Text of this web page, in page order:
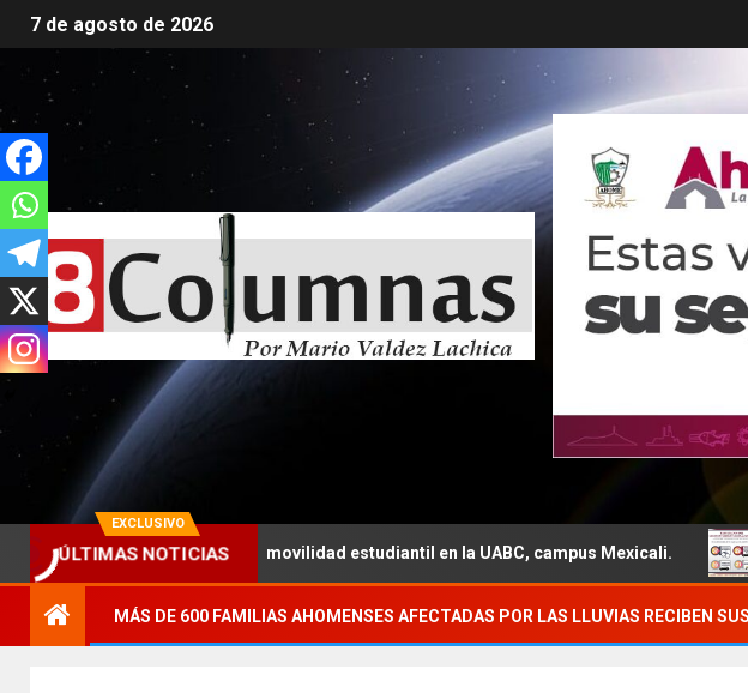
7 de agosto de 2026
EXCLUSIVO
ÚLTIMAS NOTICIAS
con la movilidad estudiantil en la UABC, campus Mexicali. Un total de
MÁS DE 600 FAMILIAS AHOMENSES AFECTADAS POR LAS LLUVIAS RECIBEN